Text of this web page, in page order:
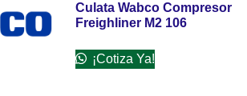
Culata Wabco Compresor
Freighliner M2 106
¡Cotiza Ya!